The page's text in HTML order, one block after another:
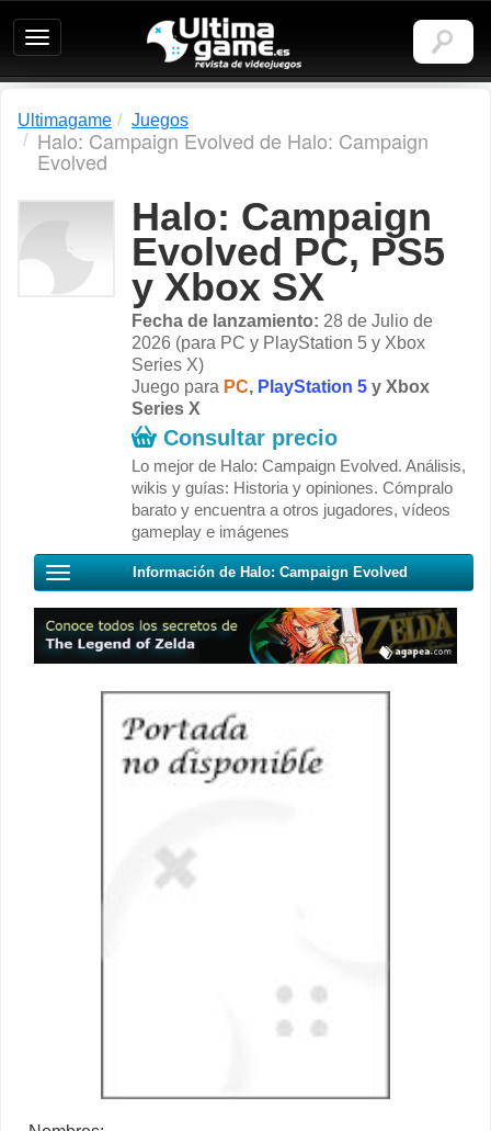
Ultimagame:
Revista
de
Ultimagame Juegos
Halo: Campaign Evolved de Halo: Campaign
Evolved
Halo: Campaign
Evolved PC, PS5
y Xbox SX
Fecha de lanzamiento: 28 de Julio de
2026 (para PC y PlayStation 5 y Xbox
Series X)
Juego para PC, PlayStation 5 y Xbox
Series X
Consultar precio
Lo mejor de Halo: Campaign Evolved. Análisis,
wikis y guías: Historia y opiniones. Cómpralo
barato y encuentra a otros jugadores, vídeos
gameplay e imágenes
Información de Halo: Campaign Evolved